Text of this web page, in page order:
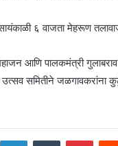
६ वाजता मेहरूण
आणि पालकमंत्री गुलाबराव
समितीने जळगावकरांना
LinkedInTumblr